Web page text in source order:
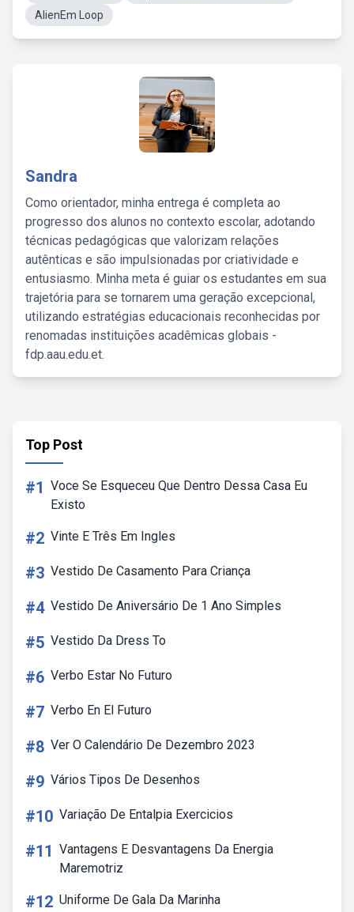
AlienEm Loop
Sandra
Como orientador, minha entrega é completa ao
progresso dos alunos no contexto escolar, adotando
técnicas pedagógicas que valorizam relações
autênticas e são impulsionadas por criatividade e
entusiasmo. Minha meta é guiar os estudantes em sua
trajetória para se tornarem uma geração excepcional,
utilizando estratégias educacionais reconhecidas por
renomadas instituições acadêmicas globais -
fdp.aau.edu.et.
Top Post
#1 Voce Se Esqueceu Que Dentro Dessa Casa Eu
Existo
#2 Vinte E Três Em Ingles
#3 Vestido De Casamento Para Criança
#4 Vestido De Aniversário De 1 Ano Simples
#5 Vestido Da Dress To
#6 Verbo Estar No Futuro
#7 Verbo En El Futuro
#8 Ver O Calendário De Dezembro 2023
#9 Vários Tipos De Desenhos
#10 Variação De Entalpia Exercicios
#11 Vantagens E Desvantagens Da Energia
Maremotriz
#12 Uniforme De Gala Da Marinha